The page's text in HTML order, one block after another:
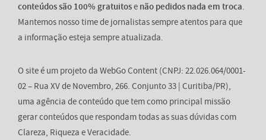
conteúdos são 100% gratuitose não pedidos nada em troca.
Mantemos nosso time de jornalistas sempre atentos para que
a informação esteja sempre atualizada.
O site é um projeto da WebGo Content (CNPJ: 22.026.064/0001-
02 – Rua XV de Novembro, 266. Conjunto 33 | Curitiba/PR),
uma agência de conteúdo que tem como principal missão
gerar conteúdos que respondam todas as suas dúvidas com
Clareza, Riqueza e Veracidade.